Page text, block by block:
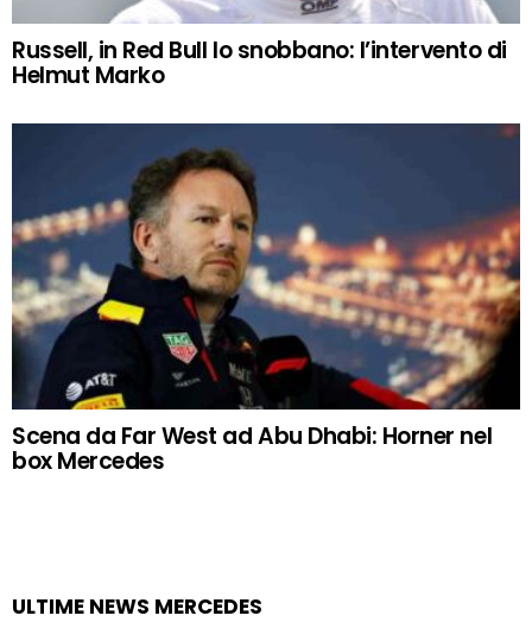
Russell, in Red Bull lo snobbano: l’intervento di
Helmut Marko
Scena da Far West ad Abu Dhabi: Horner nel
box Mercedes
ULTIME NEWS MERCEDES